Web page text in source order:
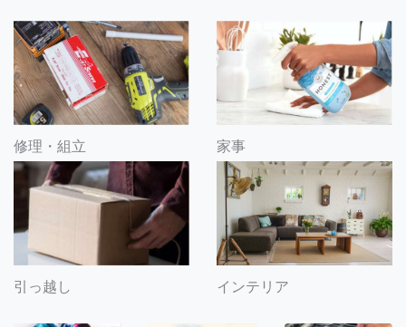
修理・組立 家事
引っ越し インテリア